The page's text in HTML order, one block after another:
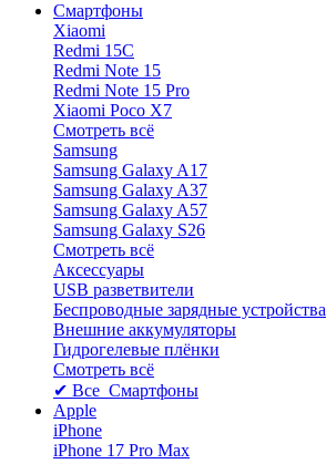
Смартфоны
Xiaomi
Redmi 15C
Redmi Note 15
Redmi Note 15 Pro
Xiaomi Poco X7
Смотреть всё
Samsung
Samsung Galaxy A17
Samsung Galaxy A37
Samsung Galaxy A57
Samsung Galaxy S26
Смотреть всё
Аксессуары
USB разветвители
Беспроводные зарядные устройства
Внешние аккумуляторы
Гидрогелевые плёнки
Смотреть всё
✔ Все Смартфоны
Apple
iPhone
iPhone 17 Pro Max